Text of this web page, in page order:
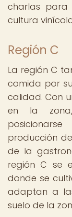
charlas
cultura
Región C
La región C
comida por
calidad. Con
en la
producción
de la
región C se
donde se
adaptan a
suelo de la